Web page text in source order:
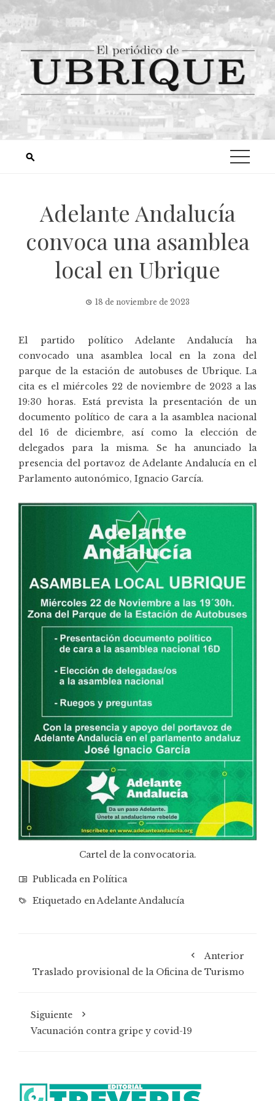
Adelante Andalucía
convoca una asamblea
local en Ubrique
18 de noviembre de 2023
El partido político Adelante Andalucía ha
convocado una asamblea local en la zona del
parque de la estación de autobuses de Ubrique. La
cita es el miércoles 22 de noviembre de 2023 a las
19:30 horas. Está prevista la presentación de un
documento político de cara a la asamblea nacional
del 16 de diciembre, así como la elección de
delegados para la misma. Se ha anunciado la
presencia del portavoz de Adelante Andalucía en el
Parlamento autonómico, Ignacio García.
Cartel de la convocatoria.
Publicada en Política
Etiquetado enAdelante Andalucía
Anterior
Traslado provisional de la Oficina de Turismo
Siguiente
Vacunación contra gripe y covid-19